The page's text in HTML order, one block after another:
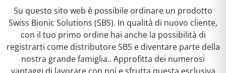
Su questo sito web è possibile ordinare un prodotto
Swiss Bionic Solutions (SBS). In qualità di nuovo cliente,
con il tuo primo ordine hai anche la possibilità di
registrarti come distributore SBS e diventare parte della
nostra grande famiglia.. Approfitta dei numerosi